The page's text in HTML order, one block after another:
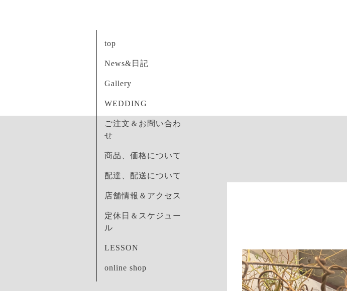
top
News&日記
Gallery
WEDDING
ご注文＆お問い合わ
せ
商品、価格について
配達、配送について
店舗情報＆アクセス
定休日＆スケジュー
ル
LESSON
online shop